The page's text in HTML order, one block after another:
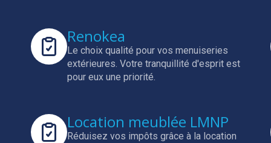
Renokea
Le choix qualité pour vos menuiseries
extérieures. Votre tranquillité d'esprit est
pour eux une priorité.
Location meublée LMNP
Réduisez vos impôts grâce à la location